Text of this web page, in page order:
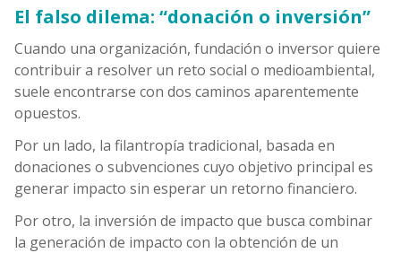
El falso dilema: “donación o inversión”
Cuando una organización, fundación o inversor quiere
contribuir a resolver un reto social o medioambiental,
suele encontrarse con dos caminos aparentemente
opuestos.
Por un lado, la filantropía tradicional, basada en
donaciones o subvenciones cuyo objetivo principal es
generar impacto sin esperar un retorno financiero.
Por otro, la inversión de impacto que busca combinar
la generación de impacto con la obtención de un